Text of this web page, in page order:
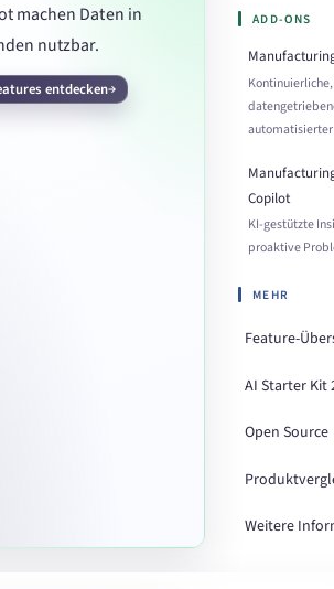
machen Daten in
nutzbar.
entdecken
ADD-ONS
Kontinuierliche,
Copilot
KI-gestützte
proaktive
MEHR
Feature-
AI Starter Kit
Open Source
Weitere